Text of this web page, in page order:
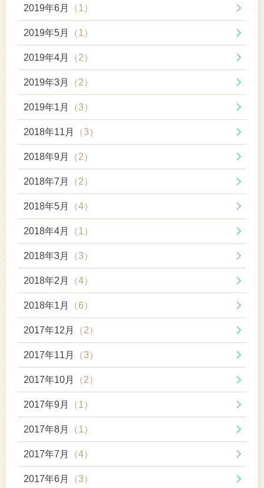
2019年6月 （1）
2019年5月 （1）
2019年4月 （2）
2019年3月 （2）
2019年1月 （3）
2018年11月 （3）
2018年9月 （2）
2018年7月 （2）
2018年5月 （4）
2018年4月 （1）
2018年3月 （3）
2018年2月 （4）
2018年1月 （6）
2017年12月 （2）
2017年11月 （3）
2017年10月 （2）
2017年9月 （1）
2017年8月 （1）
2017年7月 （4）
2017年6月 （3）